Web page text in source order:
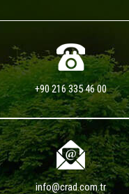
+90 216 335 46 00
info@crad.com.tr